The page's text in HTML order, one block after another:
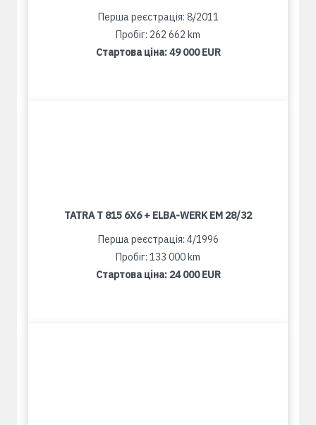
Перша реєстрація: 8/2011
Пробіг: 262 662 km
Стартова ціна:49 000 EUR
TATRA T 815 6X6 + ELBA-WERK EM 28/32
Перша реєстрація: 4/1996
Пробіг: 133 000 km
Стартова ціна: 24 000 EUR